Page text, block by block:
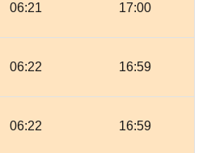
06:21 17:00
06:22 16:59
06:22 16:59